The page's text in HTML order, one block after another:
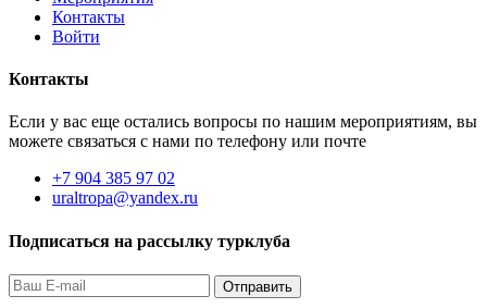
Контакты
Войти
Контакты
Если у вас еще остались вопросы по нашим мероприятиям, вы
можете связаться с нами по телефону или почте
+7 904 385 97 02
uraltropa@yandex.ru
Подписаться на рассылку турклуба